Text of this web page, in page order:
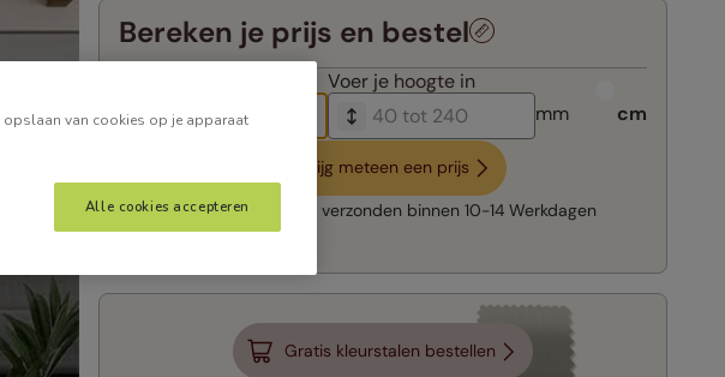
Bereken je prijs en bestel
Voer je hoogte in
mm
cm
Krijg meteen een prijs
Snelle levering:
verzonden binnen 10-14 Werkdagen
Gratis kleurstalen bestellen
opslaan van cookies op je apparaat
Alle cookies accepteren